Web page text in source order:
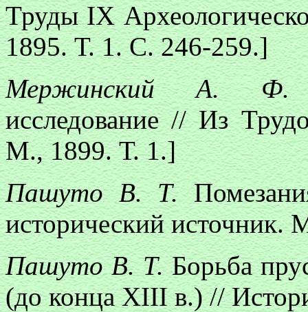
Труды IХ
1895. Т. 1. С. 246-259.]
Мержинский А.
исследование // Из
М., 1899. Т. 1.]
Пашуто В. Т.
исторический источник.
Пашуто В. Т.Борьба
(до конца ХIII в.) //